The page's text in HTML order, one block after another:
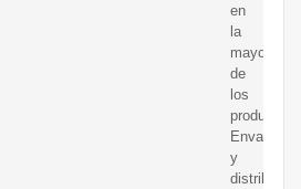
en
la
mayoría
de
los
productos.
Envasado
y